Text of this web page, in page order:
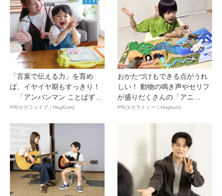
「言葉で伝える力」を育め
ば、イヤイヤ期もすっきり！
「アンパンマン ことばずか
ん...
PR(セガフェイブ｜HugKum)
おかたづけもできる点がうれ
しい！ 動物の鳴き声やセリフ
が盛りだくさんの「アニ
ア ...
PR(タカラトミー｜Hugkum)